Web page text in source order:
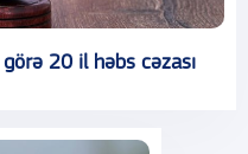
20 il həbs cəzası